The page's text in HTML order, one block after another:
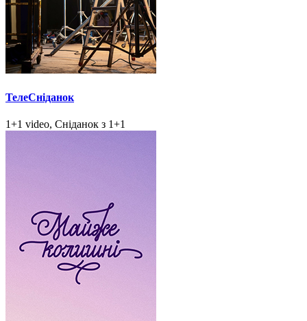
ТелеСніданок
1+1 video, Сніданок з 1+1